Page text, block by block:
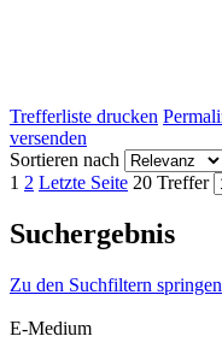
Trefferliste drucken
versenden
Sortieren nach
1 2 Letzte Seite 20 Treffer
Suchergebnis
Zu den Suchfiltern springen
E-Medium